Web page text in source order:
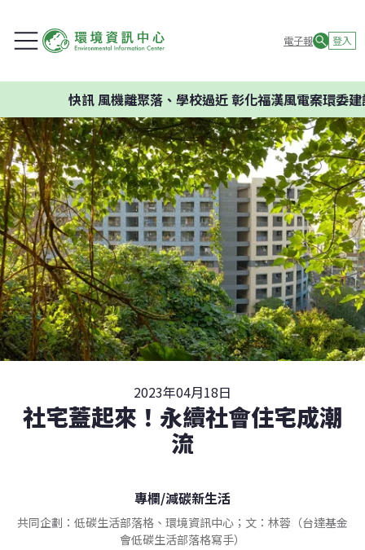
電子報 登入
風機離聚落、學校過近 彰化福漢風電案環委建議不應
2023年04月18日
社宅蓋起來！永續社會住宅成潮
流
專欄/減碳新生活
共同企劃：低碳生活部落格、環境資訊中心；文：林蓉（台達基金
會低碳生活部落格寫手）